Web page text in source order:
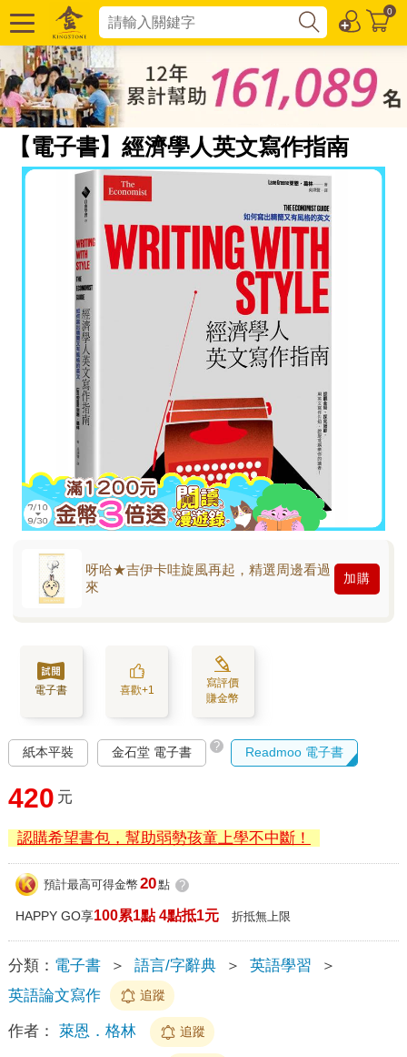
0
【電子書】經濟學人英文寫作指南
呀哈★吉伊卡哇旋風再起，精選周邊看過
來
加購
電子書 喜歡+1
寫評價
賺金幣
紙本平裝 金石堂 電子書 ? Readmoo 電子書
420 元
認購希望書包，幫助弱勢孩童上學不中斷！
預計最高可得金幣 20點 ?
HAPPY GO享100累1點 4點抵1元 折抵無上限
分類： 電子書 ＞ 語言/字辭典 ＞ 英語學習
＞
英語論文寫作
追蹤
作者： 萊恩．格林 追蹤